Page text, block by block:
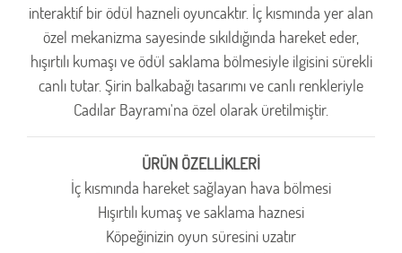
interaktif bir ödül hazneli oyuncaktır. İç kısmında yer alan
özel mekanizma sayesinde sıkıldığında hareket eder,
hışırtılı kumaşı ve ödül saklama bölmesiyle ilgisini sürekli
canlı tutar. Şirin balkabağı tasarımı ve canlı renkleriyle
Cadılar Bayramı'na özel olarak üretilmiştir.
ÜRÜN ÖZELLİKLERİ
İç kısmında hareket sağlayan hava bölmesi
Hışırtılı kumaş ve saklama haznesi
Köpeğinizin oyun süresini uzatır